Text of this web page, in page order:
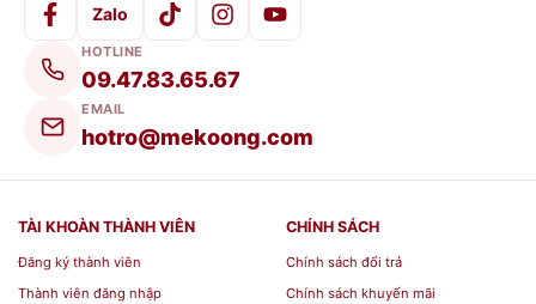
Zalo
HOTLINE
09.47.83.65.67
EMAIL
hotro@mekoong.com
TÀI KHOÀN THÀNH VIÊN
Đăng ký thành viên
Thành viên đăng nhập
CHÍNH SÁCH
Chính sách đổi trả
Chính sách khuyến mãi